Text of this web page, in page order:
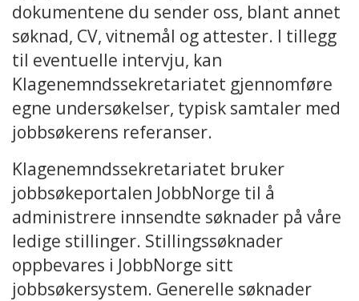
dokumentene du sender oss, blant annet
søknad, CV, vitnemål og attester. I tillegg
til eventuelle intervju, kan
Klagenemndssekretariatet gjennomføre
egne undersøkelser, typisk samtaler med
jobbsøkerens referanser.
Klagenemndssekretariatet bruker
jobbsøkeportalen JobbNorge til å
administrere innsendte søknader på våre
ledige stillinger. Stillingssøknader
oppbevares i JobbNorge sitt
jobbsøkersystem. Generelle søknader